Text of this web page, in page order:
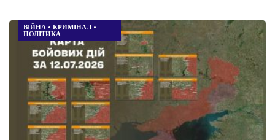
ВІЙНА • КРИМІНАЛ •
ПОЛІТИКА